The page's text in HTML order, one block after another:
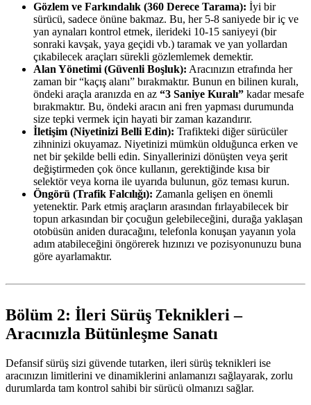
Gözlem ve Farkındalık (360 Derece Tarama): İyi bir
sürücü, sadece önüne bakmaz. Bu, her 5-8 saniyede bir iç ve
yan aynaları kontrol etmek, ilerideki 10-15 saniyeyi (bir
sonraki kavşak, yaya geçidi vb.) taramak ve yan yollardan
çıkabilecek araçları sürekli gözlemlemek demektir.
Alan Yönetimi (Güvenli Boşluk): Aracınızın etrafında her
zaman bir “kaçış alanı” bırakmaktır. Bunun en bilinen kuralı,
öndeki araçla aranızda en az “3 Saniye Kuralı” kadar mesafe
bırakmaktır. Bu, öndeki aracın ani fren yapması durumunda
size tepki vermek için hayati bir zaman kazandırır.
İletişim (Niyetinizi Belli Edin): Trafikteki diğer sürücüler
zihninizi okuyamaz. Niyetinizi mümkün olduğunca erken ve
net bir şekilde belli edin. Sinyallerinizi dönüşten veya şerit
değiştirmeden çok önce kullanın, gerektiğinde kısa bir
selektör veya korna ile uyarıda bulunun, göz teması kurun.
Öngörü (Trafik Falcılığı): Zamanla gelişen en önemli
yetenektir. Park etmiş araçların arasından fırlayabilecek bir
topun arkasından bir çocuğun gelebileceğini, durağa yaklaşan
otobüsün aniden duracağını, telefonla konuşan yayanın yola
adım atabileceğini öngörerek hızınızı ve pozisyonunuzu buna
göre ayarlamaktır.
Bölüm 2: İleri Sürüş Teknikleri –
Aracınızla Bütünleşme Sanatı
Defansif sürüş sizi güvende tutarken, ileri sürüş teknikleri ise
aracınızın limitlerini ve dinamiklerini anlamanızı sağlayarak, zorlu
durumlarda tam kontrol sahibi bir sürücü olmanızı sağlar.